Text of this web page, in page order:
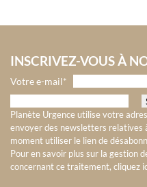
INSCRIVEZ-VOUS À
Votre e-mail*
Planète Urgence utilise votre
envoyer des newsletters relatives
moment utiliser le lien de
Pour en savoir plus sur la gestion
concernant ce traitement, cliquez